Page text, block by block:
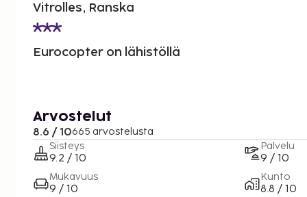
Vitrolles, Ranska
Eurocopter on lähistöllä
Arvostelut
8.6 / 10665 arvostelusta
Siisteys
9.2 / 10
Mukavuus
9 / 10
Palvelu
9 / 10
Kunto
8.8 / 10